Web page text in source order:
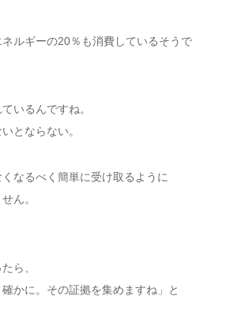
ルギーの20％も消費しているそうで
いるんですね。
とならない。
なるべく簡単に受け取るように
ん。
ら、
確かに。その証拠を集めますね」と